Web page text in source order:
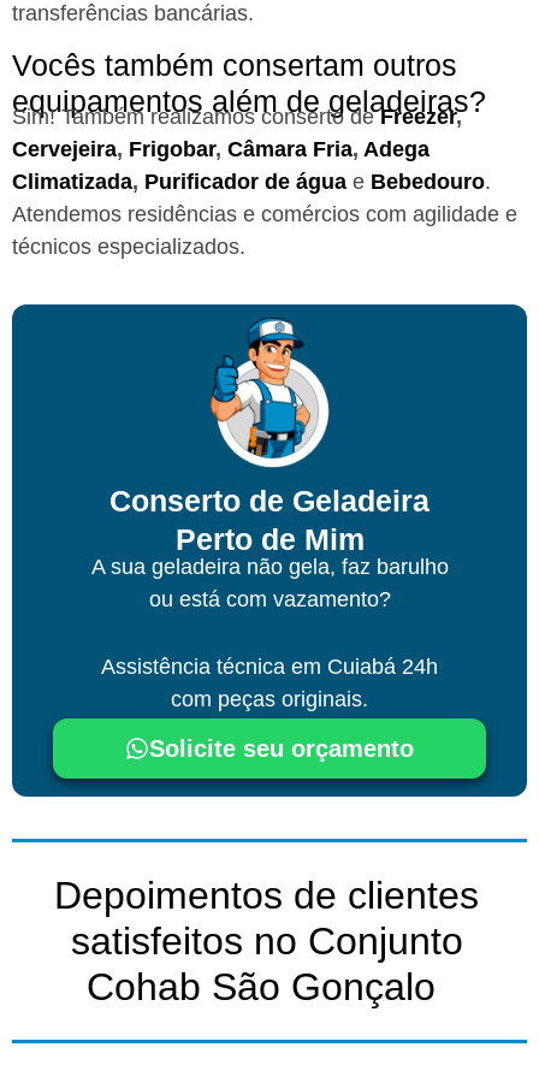
transferências bancárias.
Vocês também consertam outros
equipamentos além de geladeiras?
Sim! Também realizamos conserto deFreezer,
Cervejeira, Frigobar, Câmara Fria, Adega
Climatizada, Purificador de água e Bebedouro.
Atendemos residências e comércios com agilidade e
técnicos especializados.
Conserto de Geladeira
Perto de Mim
A sua geladeira não gela, faz barulho
ou está com vazamento?
Assistência técnica em Cuiabá 24h
com peças originais.
Solicite seu orçamento
Depoimentos de clientes
satisfeitos no Conjunto
Cohab São Gonçalo ​